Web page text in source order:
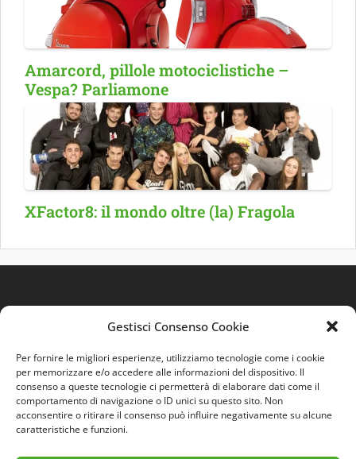
Gestisci Consenso Cookie
Per fornire le migliori esperienze, utilizziamo tecnologie come i cookie
per memorizzare e/o accedere alle informazioni del dispositivo. Il
consenso a queste tecnologie ci permetterà di elaborare dati come il
comportamento di navigazione o ID unici su questo sito. Non
acconsentire o ritirare il consenso può influire negativamente su alcune
caratteristiche e funzioni.
Amarcord, pillole motociclistiche –
Vespa? Parliamone
XFactor8: il mondo oltre (la) Fragola
Quest'opera è distribuita con LicenzaCreative
Commons 3.0 Italia.